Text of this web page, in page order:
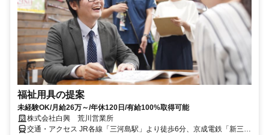
福祉用具の提案
未経験OK/月給26万～/年休120日/有給100%取得可能
株式会社白興 荒川営業所
交通・アクセス JR各線「三河島駅」より徒歩6分、京成電鉄「新三河